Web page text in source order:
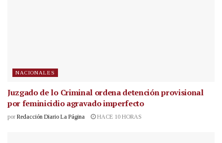
NACIONALES
Juzgado de lo Criminal ordena detención provisional
por feminicidio agravado imperfecto
por Redacción Diario La Página HACE 10 HORAS